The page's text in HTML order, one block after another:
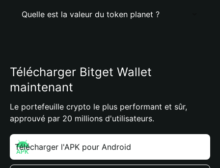
Quelle est la valeur du token planet ?
Télécharger Bitget Wallet
maintenant
Le portefeuille crypto le plus performant et sûr,
approuvé par 20 millions d'utilisateurs.
Télécharger l'APK pour Android